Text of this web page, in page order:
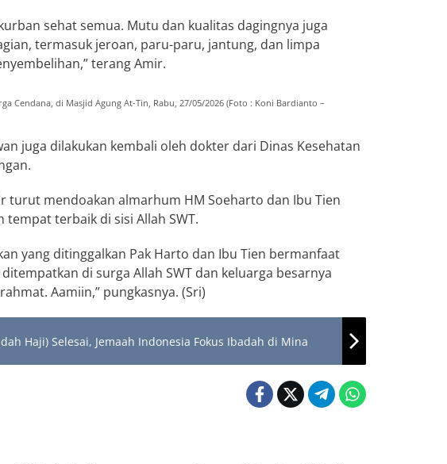
sehat semua. Mutu dan kualitas dagingnya juga
termasuk jeroan, paru-paru, jantung, dan limpa
terang Amir.
Cendana, di Masjid Agung At-Tin, Rabu, 27/05/2026 (Foto : Koni Bardianto –
juga dilakukan kembali oleh dokter dari Dinas Kesehatan
turut mendoakan almarhum HM Soeharto dan Ibu Tien
terbaik di sisi Allah SWT.
yang ditinggalkan Pak Harto dan Ibu Tien bermanfaat
di surga Allah SWT dan keluarga besarnya
Aamiin,” pungkasnya. (Sri)
Haji) Selesai, Jemaah Indonesia Fokus Ibadah di Mina